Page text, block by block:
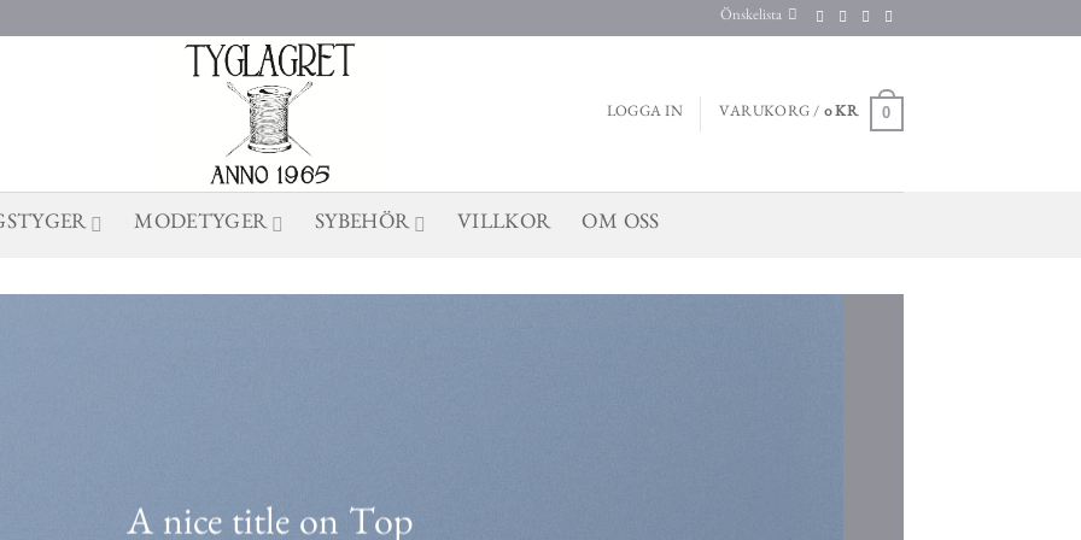
Önskelista
LOGGA IN VARUKORG / 0KR 0
MODETYGER SYBEHÖR VILLKOR OM OSS
A nice title on Top